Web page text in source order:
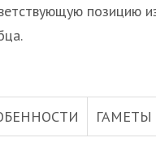
позицию
ГАМЕТЫ